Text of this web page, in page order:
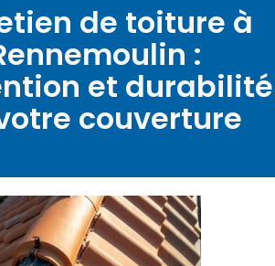
de toiture à
:
et durabilité
couverture